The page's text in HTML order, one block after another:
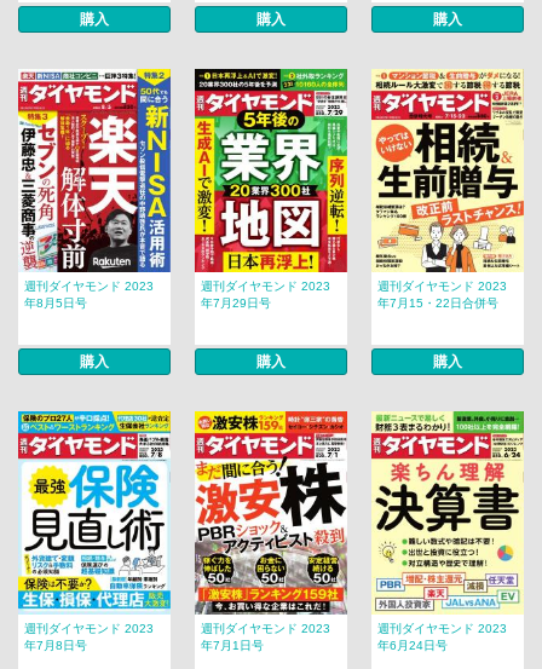
購入 購入 購入
週刊ダイヤモンド 2023
年8月5日号
購入
週刊ダイヤモンド 2023
年7月29日号
購入
週刊ダイヤモンド 2023
年7月15・22日合併号
購入
週刊ダイヤモンド 2023
年7月8日号
週刊ダイヤモンド 2023
年7月1日号
週刊ダイヤモンド 2023
年6月24日号